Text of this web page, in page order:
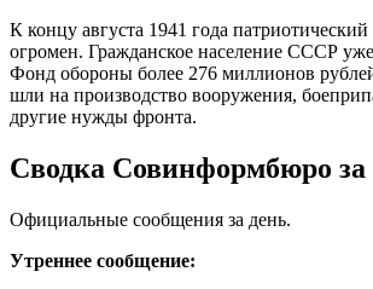
К концу августа 1941 года
огромен. Гражданское население СССР
Фонд обороны более 276 миллионов
шли на производство вооружения,
другие нужды фронта.
Сводка Совинформбюро за
Официальные сообщения за день.
Утреннее сообщение: